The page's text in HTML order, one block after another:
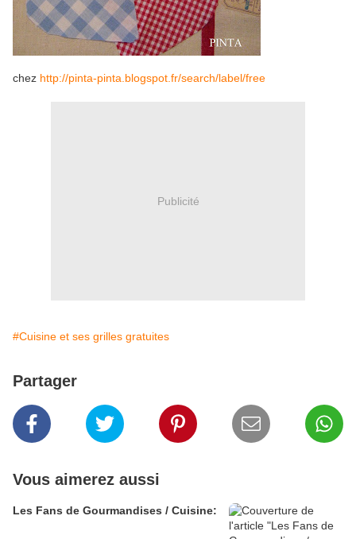
chez http://pinta-pinta.blogspot.fr/search/label/free
Publicité
#Cuisine et ses grilles gratuites
Partager
Vous aimerez aussi
Les Fans de Gourmandises / Cuisine: